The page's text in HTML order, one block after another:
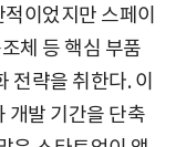
이었지만 스페이
체 등 핵심 부품
전략을 취한다. 이
개발 기간을 단축